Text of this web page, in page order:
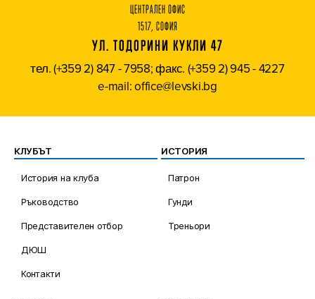
ЦЕНТРАЛЕН ОФИС
1517, СОФИЯ
УЛ. ТОДОРИНИ КУКЛИ 47
тел. (+359 2) 847 - 7958; факс. (+359 2) 945 - 4227
e-mail: office@levski.bg
КЛУБЪТ
История на клуба
Ръководство
Представителен отбор
ДЮШ
Контакти
ИСТОРИЯ
Патрон
Гунди
Треньори